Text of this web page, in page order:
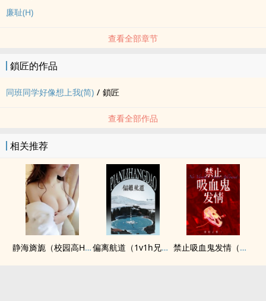
廉耻(H)
查看全部章节
鎖匠的作品
同班同学好像想上我(简) / 鎖匠
查看全部作品
相关推荐
静海旖旎（校园高H） 偏离航道（1v1h兄妹骨科bg） 禁止吸血鬼发情（姐狗高H 1v1）